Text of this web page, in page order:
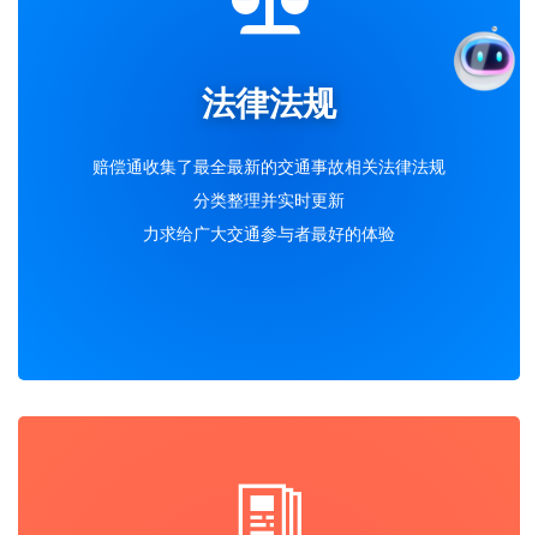
法律法规
赔偿通收集了最全最新的交通事故相关法律法规
分类整理并实时更新
力求给广大交通参与者最好的体验